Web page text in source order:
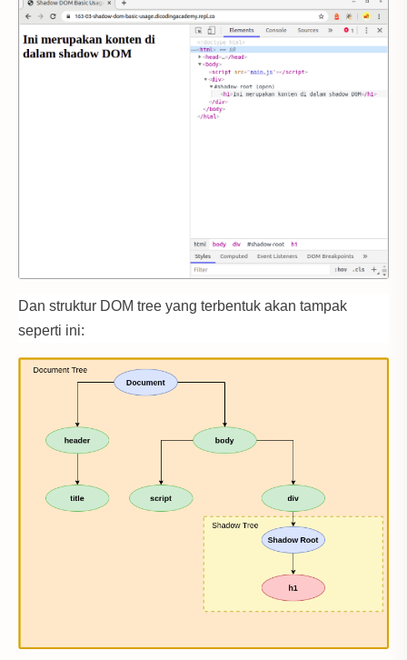
Dan struktur DOM tree yang terbentuk akan tampak
seperti ini: